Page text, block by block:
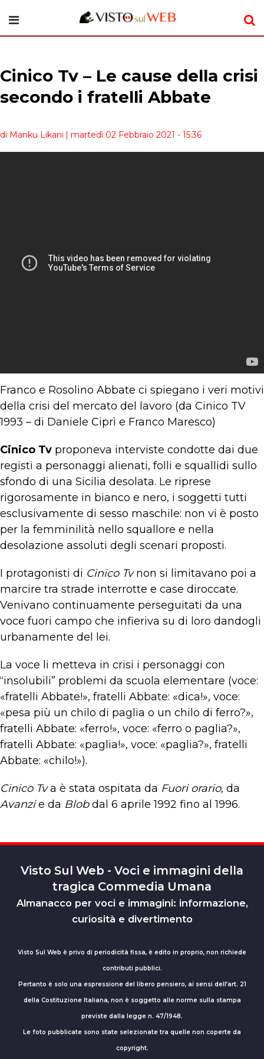
Cinico Tv – Le cause della crisi
secondo i fratelli Abbate
di Manku Likani | martedì 02 Febbraio 2021 - 15:36
Franco e Rosolino Abbate ci spiegano i veri motivi
della crisi del mercato del lavoro (da Cinico TV
1993 – di Daniele Ciprì e Franco Maresco)
Cinico Tv proponeva interviste condotte dai due
registi a personaggi alienati, folli e squallidi sullo
sfondo di una Sicilia desolata. Le riprese
rigorosamente in bianco e nero, i soggetti tutti
esclusivamente di sesso maschile: non vi è posto
per la femminilità nello squallore e nella
desolazione assoluti degli scenari proposti.
I protagonisti di Cinico Tvnon si limitavano poi a
marcire tra strade interrotte e case diroccate.
Venivano continuamente perseguitati da una
voce fuori campo che infieriva su di loro dandogli
urbanamente del lei.
La voce li metteva in crisi i personaggi con
“insolubili” problemi da scuola elementare (voce:
«fratelli Abbate!», fratelli Abbate: «dica!», voce:
«pesa più un chilo di paglia o un chilo di ferro?»,
fratelli Abbate: «ferro!», voce: «ferro o paglia?»,
fratelli Abbate: «paglia!», voce: «paglia?», fratelli
Abbate: «chilo!»).
Cinico Tva è stata ospitata da Fuori orario, da
Avanzie da Blobdal 6 aprile 1992 fino al 1996.
Visto Sul Web - Voci e immagini della
tragica Commedia Umana
Almanacco per voci e immagini: informazione,
curiosità e divertimento
Visto Sul Web è privo di periodicità fissa, è edito in proprio, non richiede
contributi pubblici.
Pertanto è solo una espressione del libero pensiero, ai sensi dell’art. 21
della Costituzione Italiana, non è soggetto alle norme sulla stampa
previste dalla legge n. 47/1948.
Le foto pubblicate sono state selezionate tra quelle non coperte da
copyright.